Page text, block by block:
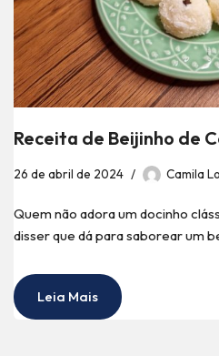
Receita de Beijinho de
26 de abril de 2024 Camila
Quem não adora um docinho
disser que dá para saborear um
Leia Mais